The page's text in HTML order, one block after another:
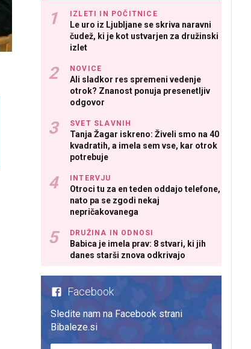
IZLETI IN POČITNICE
Le uro iz Ljubljane se skriva naravni
čudež, ki je kot ustvarjen za družinski
izlet
NOVICE
Ali sladkor res spremeni vedenje
otrok? Znanost ponuja presenetljiv
odgovor
SVET SLAVNIH
Tanja Žagar iskreno: Živeli smo na 40
kvadratih, a imela sem vse, kar otrok
potrebuje
INTERVJU
Otroci tu za en teden oddajo telefone,
nato pa se zgodi nekaj
nepričakovanega
DRUŽINA IN ODNOSI
Babica je imela prav: 8 stvari, ki jih
danes starši znova odkrivajo
Facebook
Sledite nam na Facebook strani
Bibaleze.si